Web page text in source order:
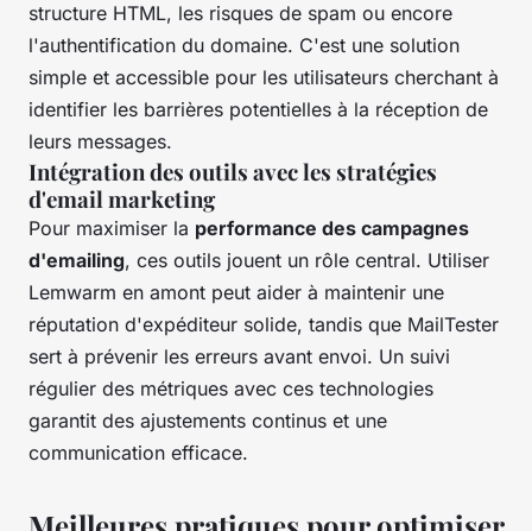
structure HTML, les risques de spam ou encore
l'authentification du domaine. C'est une solution
simple et accessible pour les utilisateurs cherchant à
identifier les barrières potentielles à la réception de
leurs messages.
Intégration des outils avec les stratégies
d'email marketing
Pour maximiser la performance des campagnes
d'emailing, ces outils jouent un rôle central. Utiliser
Lemwarm en amont peut aider à maintenir une
réputation d'expéditeur solide, tandis que MailTester
sert à prévenir les erreurs avant envoi. Un suivi
régulier des métriques avec ces technologies
garantit des ajustements continus et une
communication efficace.